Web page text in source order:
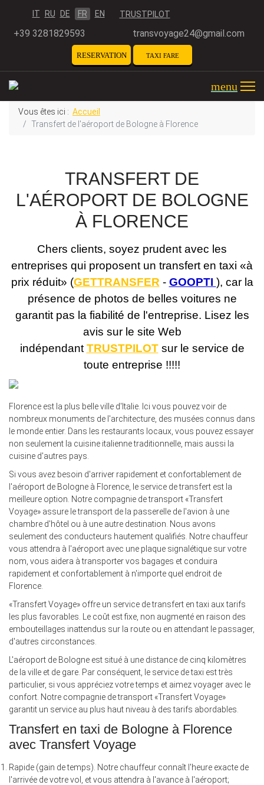
Sélectionnez votre langue
IT RU DE FR EN TRUSTPILOT
+39 3281829593 transvoyage24@gmail.com
RESERVATION TAXI FARE
menu
Vous êtes ici : Accueil
Transfert de l'aéroport de Bologne à Florence
TRANSFERT DE
L'AÉROPORT DE BOLOGNE
À FLORENCE
Chers clients, soyez prudent avec les
entreprises qui proposent un transfert en taxi «à
prix réduit» (GETTRANSFER - GOOPTI ), car la
présence de photos de belles voitures ne
garantit pas la fiabilité de l'entreprise. Lisez les
avis sur le site Web
indépendant TRUSTPILOTsur le service de
toute entreprise !!!!!
Florence est la plus belle ville d'Italie. Ici vous pouvez voir de
nombreux monuments de l'architecture, des musées connus dans
le monde entier. Dans les restaurants locaux, vous pouvez essayer
non seulement la cuisine italienne traditionnelle, mais aussi la
cuisine d'autres pays.
Si vous avez besoin d'arriver rapidement et confortablement de
l'aéroport de Bologne à Florence, le service de transfert est la
meilleure option. Notre compagnie de transport «Transfert
Voyage» assure le transport de la passerelle de l'avion à une
chambre d'hôtel ou à une autre destination. Nous avons
seulement des conducteurs hautement qualifiés. Notre chauffeur
vous attendra à l'aéroport avec une plaque signalétique sur votre
nom, vous aidera à transporter vos bagages et conduira
rapidement et confortablement à n'importe quel endroit de
Florence.
«Transfert Voyage» offre un service de transfert en taxi aux tarifs
les plus favorables. Le coût est fixe, non augmenté en raison des
embouteillages inattendus sur la route ou en attendant le passager,
d'autres circonstances.
L'aéroport de Bologne est situé à une distance de cinq kilomètres
de la ville et de gare. Par conséquent, le service de taxi est très
particulier, si vous appréciez votre temps et aimez voyager avec le
confort. Notre compagnie de transport «Transfert Voyage»
garantit un service au plus haut niveau à des tarifs abordables.
Transfert en taxi de Bologne à Florence
avec Transfert Voyage
Rapide (gain de temps). Notre chauffeur connaît l'heure exacte de
l'arrivée de votre vol, et vous attendra à l'avance à l'aéroport;